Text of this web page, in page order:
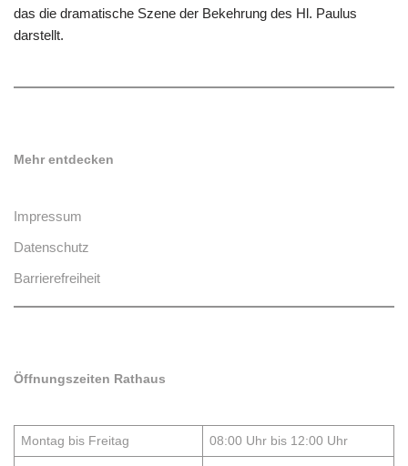
das die dramatische Szene der Bekehrung des Hl. Paulus
darstellt.
Mehr entdecken
Impressum
Datenschutz
Barrierefreiheit
Öffnungszeiten Rathaus
Montag bis Freitag 08:00 Uhr bis 12:00 Uhr